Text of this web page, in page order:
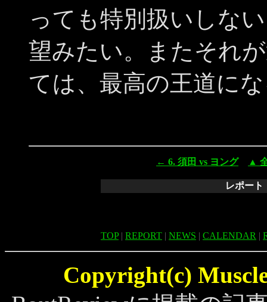
っても特別扱いしな
望みたい。またそれ
ては、最高の王道に
← 6. 須田 vs ヨング ▲
レポート
TOP| REPORT | NEWS | CALENDAR |
Copyright(c)